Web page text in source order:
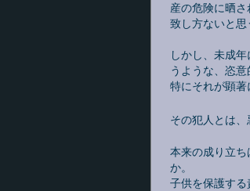
産の危険に晒
致し方ないと思
しかし、未成
うような、恣意
特にそれが顕著
その犯人とは、
本来の成り立
か。
子供を保護する